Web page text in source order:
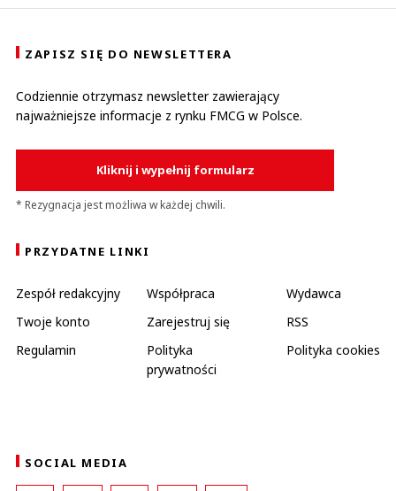
ZAPISZ SIĘ DO NEWSLETTERA
Codziennie otrzymasz newsletter zawierający
najważniejsze informacje z rynku FMCG w Polsce.
Kliknij i wypełnij formularz
* Rezygnacja jest możliwa w każdej chwili.
PRZYDATNE LINKI
Zespół redakcyjny Współpraca
Wydawca
Twoje konto
Zarejestruj się
RSS
Regulamin
Polityka
prywatności
Polityka cookies
SOCIAL MEDIA